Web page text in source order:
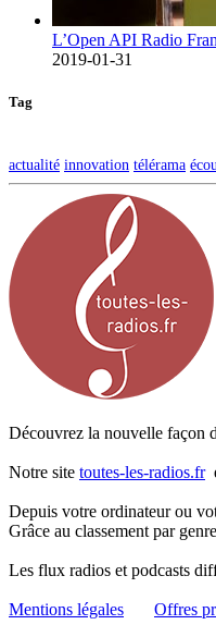
L’Open API Radio
2019-01-31
Tag
actualité innovation télérama
Découvrez la nouvelle façon
Notre site toutes-les-radios.fr
Depuis votre ordinateur ou
Grâce au classement par
Les flux radios et podcasts
Mentions légales Offres